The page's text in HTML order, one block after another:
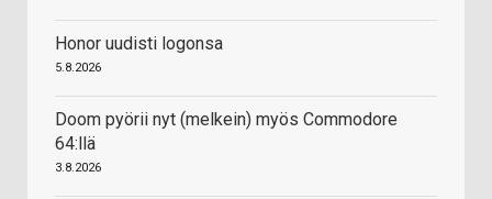
Honor uudisti logonsa
5.8.2026
Doom pyörii nyt (melkein) myös Commodore
64:llä
3.8.2026